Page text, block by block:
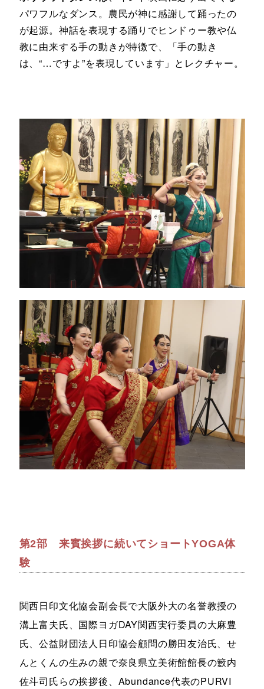
パワフルなダンス。農民が神に感謝して踊ったの
が起源。神話を表現する踊りでヒンドゥー教や仏
教に由来する手の動きが特徴で、「手の動き
は、“…ですよ”を表現しています」とレクチャー。
第2部 来賓挨拶に続いてショートYOGA体
験
関西日印文化協会副会長で大阪外大の名誉教授の
溝上富夫氏、国際ヨガDAY関西実行委員の大麻豊
氏、公益財団法人日印協会顧問の勝田友治氏、せ
んとくんの生みの親で奈良県立美術館館長の籔内
佐斗司氏らの挨拶後、Abundance代表のPURVI